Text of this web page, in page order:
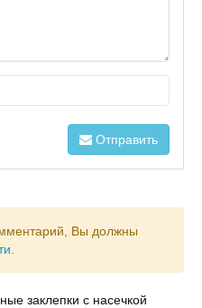
Отправить
Вы должны
заклепки с насечкой